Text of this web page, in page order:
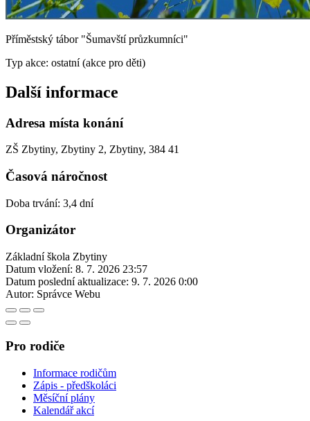
Příměstský tábor "Šumavští průzkumníci"
Typ akce: ostatní (akce pro děti)
Další informace
Adresa místa konání
ZŠ Zbytiny, Zbytiny 2, Zbytiny, 384 41
Časová náročnost
Doba trvání: 3,4 dní
Organizátor
Základní škola Zbytiny
Datum vložení: 8. 7. 2026 23:57
Datum poslední aktualizace: 9. 7. 2026 0:00
Autor: Správce Webu
Pro rodiče
Informace rodičům
Zápis - předškoláci
Měsíční plány
Kalendář akcí